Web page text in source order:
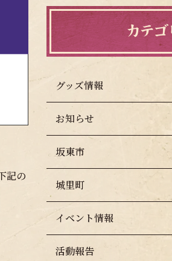
記の
カテゴ
グッズ情報
お知らせ
坂東市
城里町
イベント情報
活動報告